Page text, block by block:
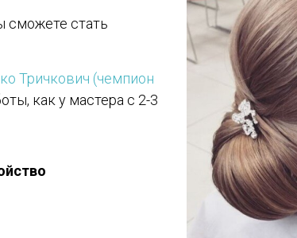
сможете стать
Тричкович (чемпион
как у мастера с 2-3